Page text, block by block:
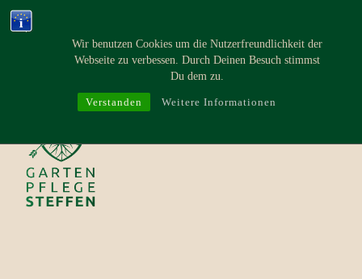
Wir benutzen Cookies um die Nutzerfreundlichkeit der
Webseite zu verbessen. Durch Deinen Besuch stimmst
Du dem zu.
Verstanden Weitere Informationen
Zum
Inhalt